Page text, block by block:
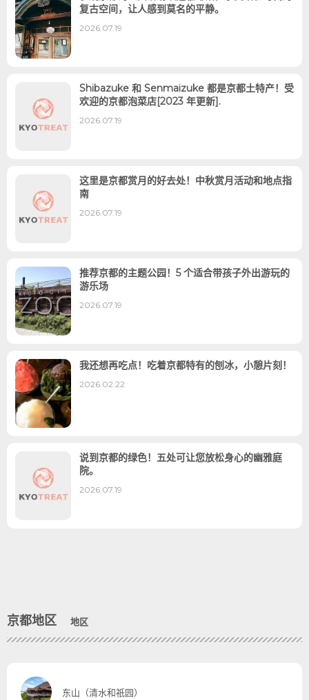
复古空间，让人感到莫名的平静。
2026.07.19
Shibazuke 和 Senmaizuke 都是京都土特产！受
欢迎的京都泡菜店[2023 年更新].
2026.07.19
这里是京都赏月的好去处！中秋赏月活动和地点指
南
2026.07.19
推荐京都的主题公园！5 个适合带孩子外出游玩的
游乐场
2026.07.19
我还想再吃点！吃着京都特有的刨冰，小憩片刻！
2026.02.22
说到京都的绿色！五处可让您放松身心的幽雅庭
院。
2026.07.19
京都地区 地区
东山（清水和祇园）